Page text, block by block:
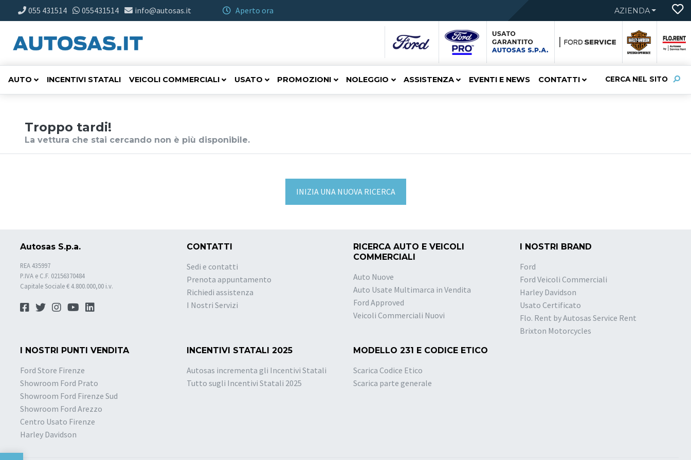
055 431514 055431514 info@autosas.it Aperto ora AZIENDA
CERCA NEL SITO
AUTO INCENTIVI STATALI VEICOLI COMMERCIALI USATO PROMOZIONI NOLEGGIO ASSISTENZA EVENTI E NEWS CONTATTI
Troppo tardi!
La vettura che stai cercando non è più disponibile.
INIZIA UNA NUOVA RICERCA
Autosas S.p.a.
REA 435997
P.IVA e C.F. 02156370484
Capitale Sociale € 4.800.000,00 i.v.
CONTATTI
Sedi e contatti
Prenota appuntamento
Richiedi assistenza
I Nostri Servizi
RICERCA AUTO E VEICOLI
COMMERCIALI
Auto Nuove
Auto Usate Multimarca in Vendita
Ford Approved
Veicoli Commerciali Nuovi
I NOSTRI BRAND
Ford
Ford Veicoli Commerciali
Harley Davidson
Usato Certificato
Flo. Rent by Autosas Service Rent
Brixton Motorcycles
I NOSTRI PUNTI VENDITA
Ford Store Firenze
Showroom Ford Prato
Showroom Ford Firenze Sud
Showroom Ford Arezzo
Centro Usato Firenze
Harley Davidson
INCENTIVI STATALI 2025
Autosas incrementa gli Incentivi Statali
Tutto sugli Incentivi Statali 2025
MODELLO 231 E CODICE ETICO
Scarica Codice Etico
Scarica parte generale